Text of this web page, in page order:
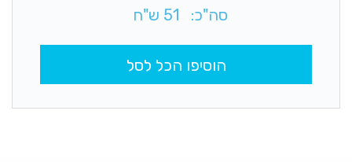
סה"כ: 51 ש"ח
הוסיפו הכל לסל